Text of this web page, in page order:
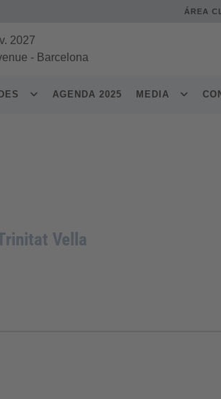
ÁREA
2027
- Barcelona
AGENDA 2025 MEDIA
Vella